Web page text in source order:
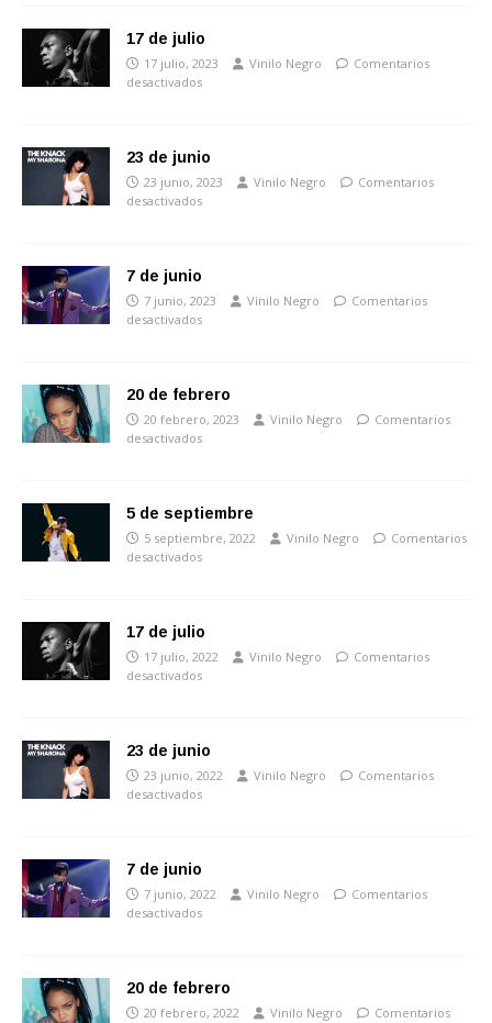
17 de julio
17 julio, 2023 Vinilo Negro
Comentarios
desactivados
23 de junio
23 junio, 2023 Vinilo Negro
Comentarios
desactivados
7 de junio
7 junio, 2023 Vinilo Negro
Comentarios
desactivados
20 de febrero
20 febrero, 2023 Vinilo Negro
Comentarios
desactivados
5 de septiembre
5 septiembre, 2022 Vinilo Negro
Comentarios
desactivados
17 de julio
17 julio, 2022 Vinilo Negro
Comentarios
desactivados
23 de junio
23 junio, 2022 Vinilo Negro
Comentarios
desactivados
7 de junio
7 junio, 2022 Vinilo Negro
Comentarios
desactivados
20 de febrero
20 febrero, 2022 Vinilo Negro Comentarios